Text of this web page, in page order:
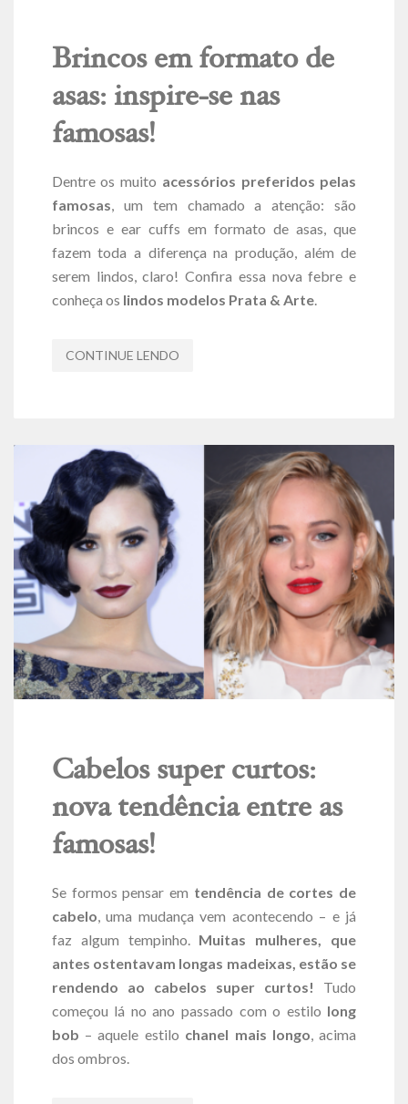
Brincos em formato de
asas: inspire-se nas
famosas!
Dentre os muito acessórios preferidos pelas
famosas, um tem chamado a atenção: são
brincos e ear cuffs em formato de asas, que
fazem toda a diferença na produção, além de
serem lindos, claro! Confira essa nova febre e
conheça os lindos modelos Prata & Arte.
CONTINUE LENDO
Cabelos super curtos:
nova tendência entre as
famosas!
Se formos pensar em tendência de cortes de
cabelo, uma mudança vem acontecendo – e já
faz algum tempinho. Muitas mulheres, que
antes ostentavam longas madeixas, estão se
rendendo ao cabelos super curtos!
Tudo
começou lá no ano passado com o estilo long
bob – aquele estilo chanel mais longo, acima
dos ombros.